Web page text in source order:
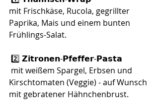
mit Frischkäse, Rucola, gegrillter
Paprika, Mais und einem bunten
Frühlings-Salat.
2️⃣ 𝗭𝗶𝘁𝗿𝗼𝗻𝗲𝗻-𝗣𝗳𝗲𝗳𝗳𝗲𝗿-𝗣𝗮𝘀𝘁𝗮
Kirschtomaten (Veggie) - auf Wunsch
mit gebratener Hähnchenbrust.